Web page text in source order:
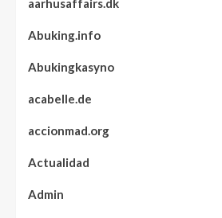
aarhusaffairs.dk
Abuking.info
Abukingkasyno
acabelle.de
accionmad.org
Actualidad
Admin